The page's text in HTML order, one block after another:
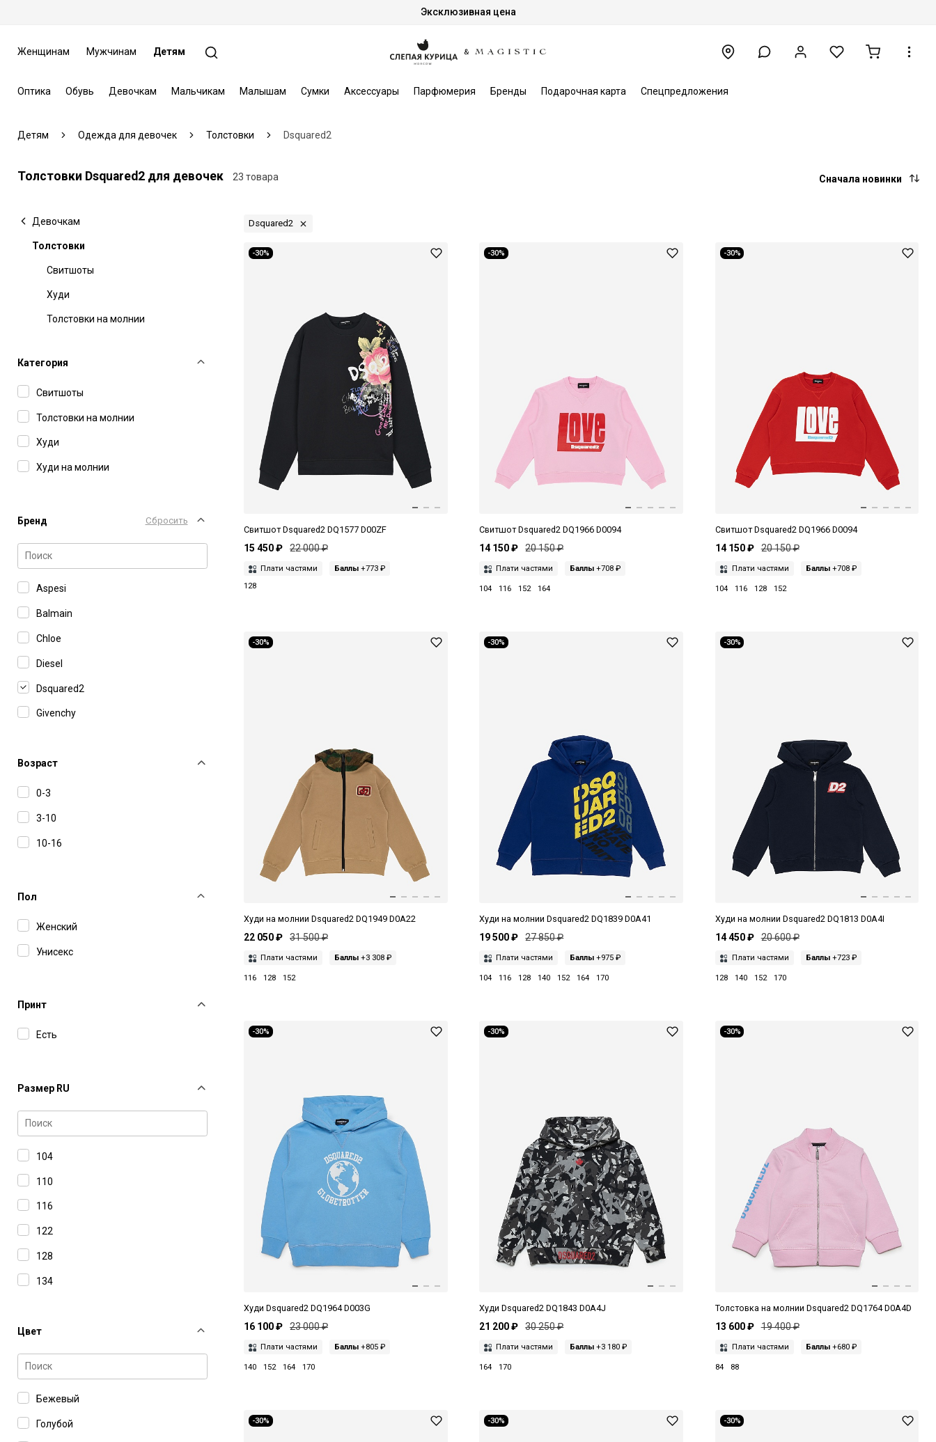
Эксклюзивная цена
Женщинам Мужчинам Детям
Оптика Обувь Девочкам Мальчикам Малышам Сумки Аксессуары Парфюмерия Бренды Подарочная карта Спецпредложения
Детям Одежда для девочек Толстовки Dsquared2
Толстовки Dsquared2 для девочек 23 товара Сначала новинки
Девочкам
Толстовки
Свитшоты
Худи
Толстовки на молнии
Категория
Свитшоты
Толстовки на молнии
Худи
Худи на молнии
Бренд Сбросить
Aspesi
Balmain
Chloe
Diesel
Dsquared2
Givenchy
MM6 Maison Margiela
N°21
Stella McCartney
Возраст
0-3
3-10
10-16
Пол
Женский
Унисекс
Принт
Есть
Размер RU
104
110
116
122
128
134
146
152
158
164
170
Цвет
Бежевый
Голубой
Dsquared2
-30%
Свитшот Dsquared2 DQ1577 D00ZF
15 450 ₽ 22 000 ₽
Плати частями Баллы +773 ₽
128
-30%
Свитшот Dsquared2 DQ1966 D0094
14 150 ₽ 20 150 ₽
Плати частями Баллы +708 ₽
104 116 152 164
-30%
Свитшот Dsquared2 DQ1966 D0094
14 150 ₽ 20 150 ₽
Плати частями Баллы+708 ₽
104 116 128 152
-30%
Худи на молнии Dsquared2 DQ1949 D0A22
22 050 ₽ 31 500 ₽
Плати частями Баллы +3 308 ₽
116 128 152
-30%
Худи на молнии Dsquared2 DQ1839 D0A41
19 500 ₽ 27 850 ₽
Плати частями Баллы +975 ₽
104 116 128 140 152 164 170
-30%
Худи на молнии Dsquared2 DQ1813 D0A4I
14 450 ₽ 20 600 ₽
Плати частями Баллы+723 ₽
128 140 152 170
-30%
Худи Dsquared2 DQ1964 D003G
16 100 ₽ 23 000 ₽
Плати частями Баллы +805 ₽
140 152 164 170
-30%
Худи Dsquared2 DQ1843 D0A4J
21 200 ₽ 30 250 ₽
Плати частями Баллы +3 180 ₽
164 170
-30%
Толстовка на молнии Dsquared2 DQ1764 D0A4D
13 600 ₽ 19 400 ₽
Плати частями Баллы+680 ₽
84 88
-30% -30% -30%